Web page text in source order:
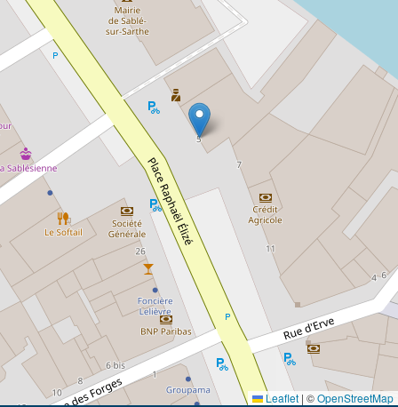
Leaflet | ©OpenStreetMap